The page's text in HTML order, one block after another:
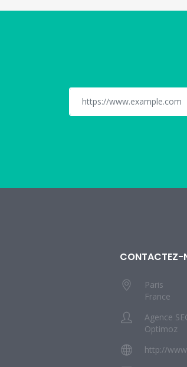
CONTACTEZ-
Paris
France
Agence
Optimoz
http://